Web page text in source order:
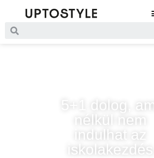
5+1 dolog, ami
nélkül nem
indulhat az
iskolakezdés